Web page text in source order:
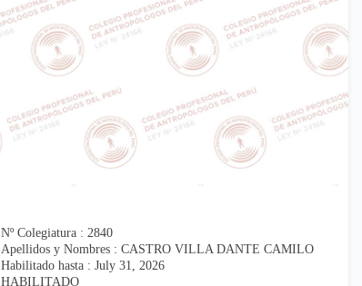
Nº Colegiatura : 2840
Apellidos y Nombres : CASTRO VILLA DANTE CAMILO
Habilitado hasta : July 31, 2026
HABILITADO